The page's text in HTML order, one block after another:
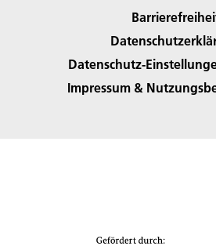
Datenschutz-
Impressum &